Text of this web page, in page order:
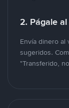
2. Págale
Envía dinero
sugeridos.
"Transferido,